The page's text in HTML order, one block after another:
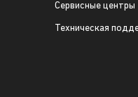
Сервисные центры
Техническая